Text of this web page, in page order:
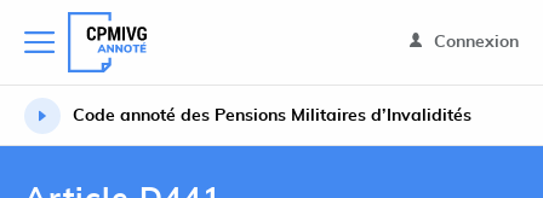
Connexion
Code annoté des Pensions Militaires d’Invalidités